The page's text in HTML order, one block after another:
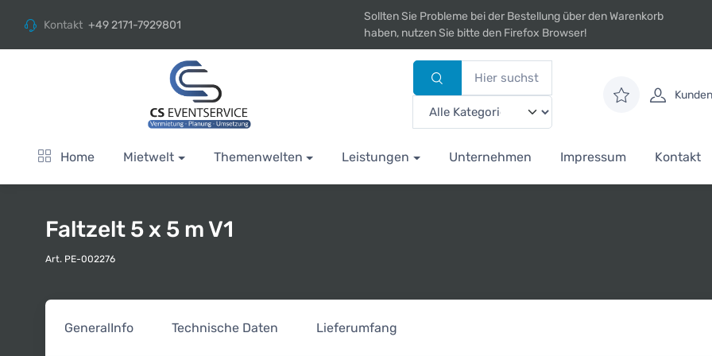
Kontakt +49 2171-7929801
Sollten Sie Probleme bei der Bestellung über den Warenkorb
haben, nutzen Sie bitte den Firefox Browser!
Home Mietwelt Themenwelten Leistungen Unternehmen Impressum Kontakt
Faltzelt 5 x 5 m V1
Art. PE-002276
GeneralInfo Technische Daten Lieferumfang